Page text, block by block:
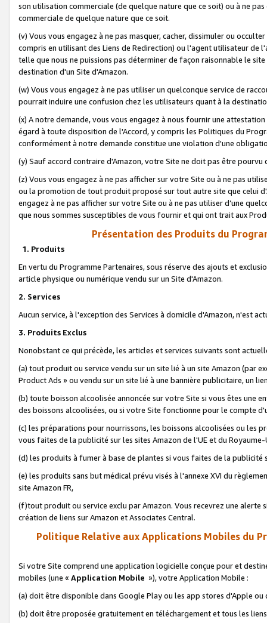
son utilisation commerciale (de quelque nature que ce soit) ou à ne
commerciale de quelque nature que ce soit.
(v) Vous vous engagez à ne pas masquer, cacher, dissimuler ou
compris en utilisant des Liens de Redirection) ou l'agent utilisateur
telle que nous ne puissions pas déterminer de façon raisonnable le
destination d'un Site d'Amazon.
(w) Vous vous engagez à ne pas utiliser un quelconque service de
pourrait induire une confusion chez les utilisateurs quant à la
(x) A notre demande, vous vous engagez à nous fournir une
égard à toute disposition de l'Accord, y compris les Politiques du
conformément à notre demande constitue une violation d'une
(y) Sauf accord contraire d'Amazon, votre Site ne doit pas être
(z) Vous vous engagez à ne pas afficher sur votre Site ou à ne pas
ou la promotion de tout produit proposé sur tout autre site que celui
engagez à ne pas afficher sur votre Site ou à ne pas utiliser d’une
que nous sommes susceptibles de vous fournir et qui ont trait aux
Présentation des Produits du
1. Produits
En vertu du Programme Partenaires, sous réserve des ajouts et
article physique ou numérique vendu sur un Site d'Amazon.
2. Services
Aucun service, à l'exception des Services à domicile d'Amazon, n'est
3. Produits Exclus
Nonobstant ce qui précède, les articles et services suivants sont
(a) tout produit ou service vendu sur un site lié à un site Amazon (par
Product Ads » ou vendu sur un site lié à une bannière publicitaire, un
(b) toute boisson alcoolisée annoncée sur votre Site si vous êtes une
des boissons alcoolisées, ou si votre Site fonctionne pour le compte
(c) les préparations pour nourrissons, les boissons alcoolisées ou les
vous faites de la publicité sur les sites Amazon de l'UE et du Royaume-
(d) les produits à fumer à base de plantes si vous faites de la publicité
(e) les produits sans but médical prévu visés à l'annexe XVI du
site Amazon FR,
(f)tout produit ou service exclu par Amazon. Vous recevrez une alerte
création de liens sur Amazon et Associates Central.
Politique Relative aux Applications Mobiles du
Si votre Site comprend une application logicielle conçue pour et
mobiles (une « Application Mobile »), votre Application Mobile :
(a) doit être disponible dans Google Play ou les app stores d'Apple ou
(b) doit être proposée gratuitement en téléchargement et tous les